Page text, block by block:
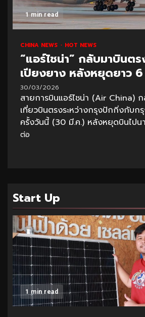
1 min read
CHINA NEWS HOT NEWS
“แอร์ไชน่า” กลับมาบินต
เปียงยาง หลังหยุดยาว
30/03/2026
สายการบินแอร์ไชน่า (Air China) ก
เที่ยวบินตรงระหว่างกรุงปักกิ่งกับก
ครั้งวันนี้ (30 มี.ค.) หลังหยุดบินไปน
ต่อ
Start Up
1 min read